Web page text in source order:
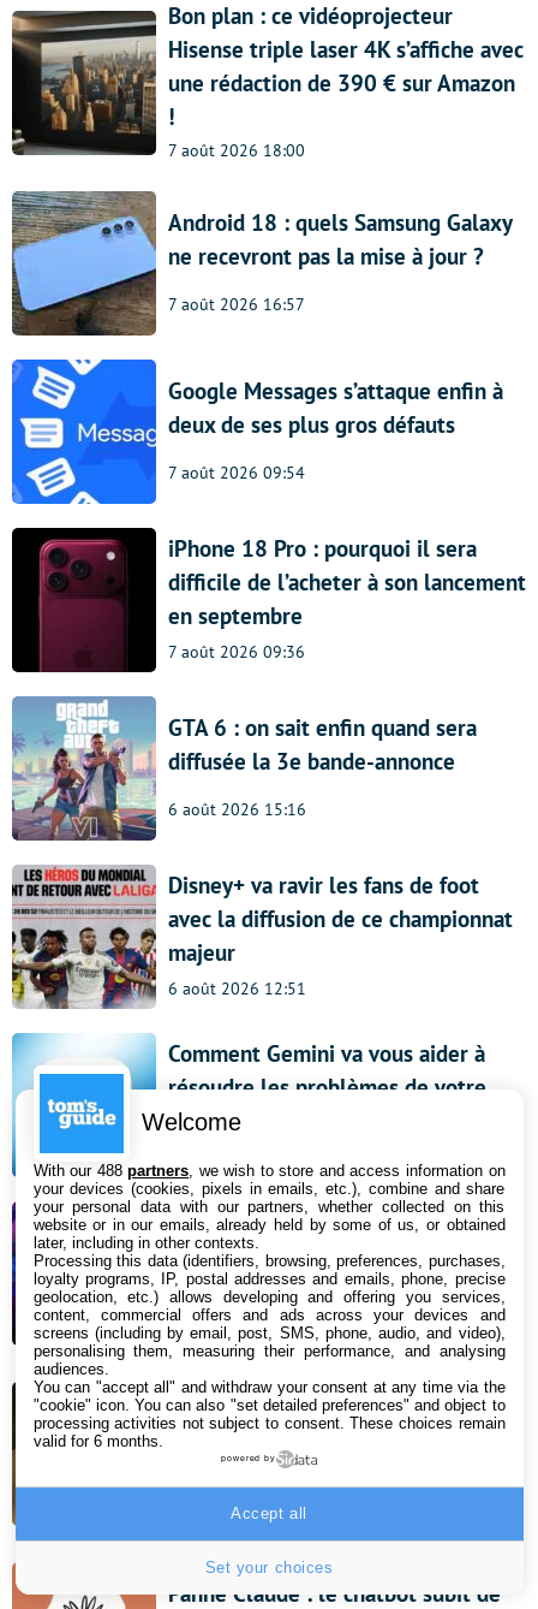
Bon plan : ce vidéoprojecteur
Hisense triple laser 4K s’affiche avec
une rédaction de 390 € sur Amazon
!
7 août 2026 18:00
Android 18 : quels Samsung Galaxy
ne recevront pas la mise à jour ?
7 août 2026 16:57
Google Messages s’attaque enfin à
deux de ses plus gros défauts
7 août 2026 09:54
iPhone 18 Pro : pourquoi il sera
difficile de l’acheter à son lancement
en septembre
7 août 2026 09:36
GTA 6 : on sait enfin quand sera
diffusée la 3e bande-annonce
6 août 2026 15:16
Disney+ va ravir les fans de foot
avec la diffusion de ce championnat
majeur
6 août 2026 12:51
Comment Gemini va vous aider à
résoudre les problèmes de votre
smartphone
Steam : cet action-RPG culte à 20 €
vient de passer à 0 €, mais ça ne
durera pas
6 août 2026 08:34
Bon plan aspirateur robot : le
Roborock Qrevo Curv 2 Pro et sa
station multifonction profite de 400
€ de remise sur Amazon !
5 août 2026 18:00
Panne Claude : le chatbot subit de
Welcome
With our 488partners , we wish to store and access information on
your devices (cookies, pixels in emails, etc.), combine and share
your personal data with our partners, whether collected on this
website or in our emails, already held by some of us, or obtained
later, including in other contexts.
Processing this data (identifiers, browsing, preferences, purchases,
loyalty programs, IP, postal addresses and emails, phone, precise
geolocation, etc.) allows developing and offering you services,
content, commercial offers and ads across your devices and
screens (including by email, post, SMS, phone, audio, and video),
personalising them, measuring their performance, and analysing
audiences.
You can "accept all" and withdraw your consent at any time via the
"cookie" icon. You can also "set detailed preferences" and object to
processing activities not subject to consent. These choices remain
valid for 6 months.
powered by
Set your choices
Accept all